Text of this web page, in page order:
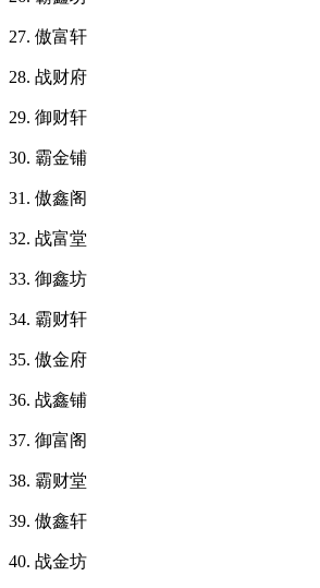
27. 傲富轩
28. 战财府
29. 御财轩
30. 霸金铺
31. 傲鑫阁
32. 战富堂
33. 御鑫坊
34. 霸财轩
35. 傲金府
36. 战鑫铺
37. 御富阁
38. 霸财堂
39. 傲鑫轩
40. 战金坊